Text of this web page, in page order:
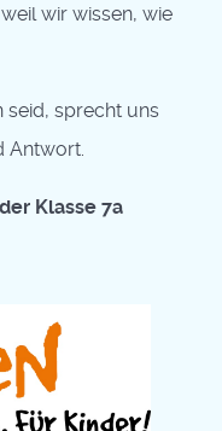
wir wissen, wie
seid, sprecht uns
Antwort.
Klasse 7a